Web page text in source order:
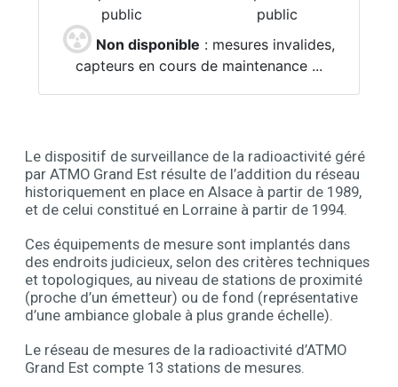
Contenu
Le dispositif de surveillance de la radioactivité géré
par ATMO Grand Est résulte de l’addition du réseau
historiquement en place en Alsace à partir de 1989,
et de celui constitué en Lorraine à partir de 1994.
Ces équipements de mesure sont implantés dans
des endroits judicieux, selon des critères techniques
et topologiques, au niveau de stations de proximité
(proche d’un émetteur) ou de fond (représentative
d’une ambiance globale à plus grande échelle).
Le réseau de mesures de la radioactivité d’ATMO
Grand Est compte 13 stations de mesures.